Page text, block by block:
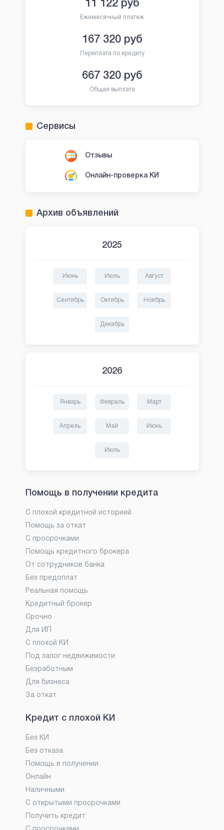
11 122руб
Ежемесячный платеж
167 320руб
Переплата по кредиту
667 320руб
Общая выплата
Сервисы
Отзывы
Онлайн-проверка КИ
Архив объявлений
2025
Июнь Июль Август
Сентябрь Октябрь Ноябрь
Декабрь
2026
Январь Февраль Март
Апрель Май Июнь
Июль
Помощь в получении кредита
С плохой кредитной историей
Помощь за откат
С просрочками
Помощь кредитного брокера
От сотрудников банка
Без предоплат
Реальная помощь
Кредитный брокер
Срочно
Для ИП
С плохой КИ
Под залог недвижимости
Безработным
Для бизнеса
За откат
Кредит с плохой КИ
Без КИ
Без отказа
Помощь в получении
Онлайн
Наличными
С открытыми просрочками
Получить кредит